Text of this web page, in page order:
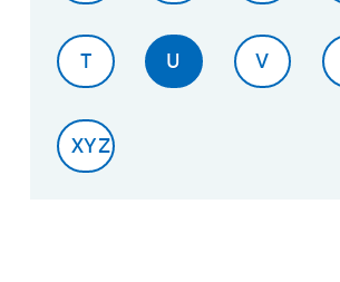
T U V
XYZ